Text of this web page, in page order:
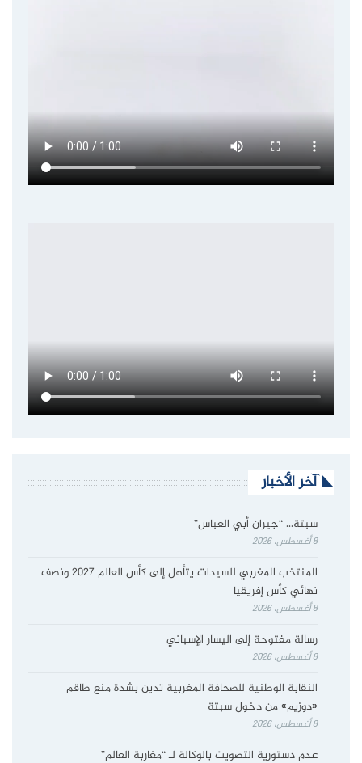
آخر الأخبار
سبتة… “جيران أبي العباس”
8 أغسطس، 2026
المنتخب المغربي للسيدات يتأهل إلى كأس العالم 2027 ونصف
نهائي كأس إفريقيا
8 أغسطس، 2026
رسالة مفتوحة إلى اليسار الإسباني
8 أغسطس، 2026
النقابة الوطنية للصحافة المغربية تدين بشدة منع طاقم
«دوزيم» من دخول سبتة
8 أغسطس، 2026
عدم دستورية التصويت بالوكالة لـ “مغاربة العالم”